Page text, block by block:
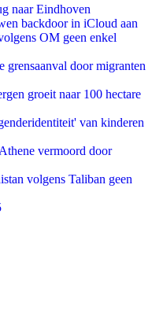
naar Eindhoven
backdoor in iCloud aan
OM geen enkel
grensaanval door migranten
groeit naar 100 hectare
van kinderen
vermoord door
volgens Taliban geen